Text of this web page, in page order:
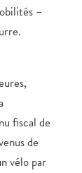
–
fiscal de
de
vélo par